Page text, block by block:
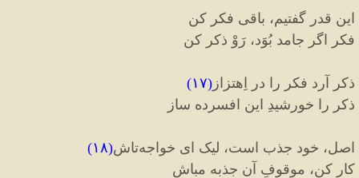
این قدر گفتیم، باقی فکر کن
فکر اگر جامد بُوَد، رَوْ ذکر کن
ذکر آرد فکر را در اِهتزاز (۱۷)
ذکر را خورشیدِ این افسرده ساز
اصل، خود جذب است، لیک ای خواجه‌تاش(۱۸)
کار کن، موقوفِ آن جذبه مباش